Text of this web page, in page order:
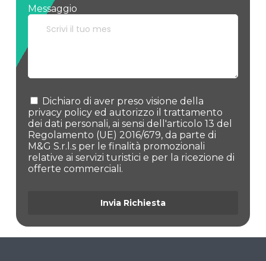
Messaggio
Dichiaro di aver preso visione della
privacy policy ed autorizzo il trattamento
dei dati personali, ai sensi dell'articolo 13 del
Regolamento (UE) 2016/679, da parte di
M&G S.r.l.s per le finalità promozionali
relative ai servizi turistici e per la ricezione di
offerte commerciali.
Invia Richiesta